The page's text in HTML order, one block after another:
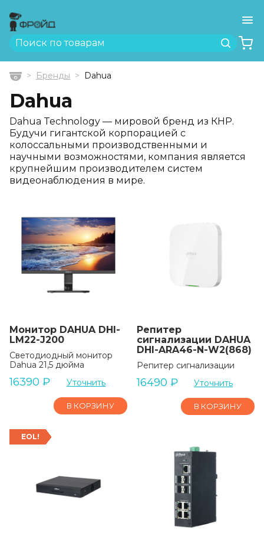
Найти
ГлавнаяБренды Dahua
Dahua
Dahua Technology — мировой бренд из КНР.
Будучи гигантской корпорацией с
колоссальными производственными и
научными возможностями, компания является
крупнейшим производителем систем
видеонаблюдения в мире.
Монитор DAHUA DHI-
LM22-J200
Светодиодный монитор
Dahua 21,5 дюйма
16390 ₽ Уточнить
В КОРЗИНУ
Репитер
сигнализации DAHUA
DHI-ARA46-N-W2(868)
Репитер сигнализации
16490 ₽ Уточнить
В КОРЗИНУ
EOL!